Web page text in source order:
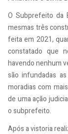
O Subprefeito da
mesmas três
feita em 2021,
constatado que
havendo nenhum
são infundadas
moradias com
de uma ação
o subprefeito.
Após a vistoria